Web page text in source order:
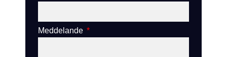
Meddelande